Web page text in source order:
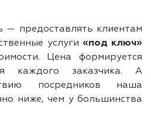
— предоставлять клиентам
услуги «под ключ»
Цена формируется
каждого заказчика. А
посредников наша
ниже, чем у большинства